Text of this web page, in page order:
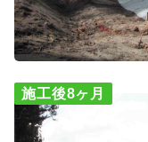
施工後8ヶ月